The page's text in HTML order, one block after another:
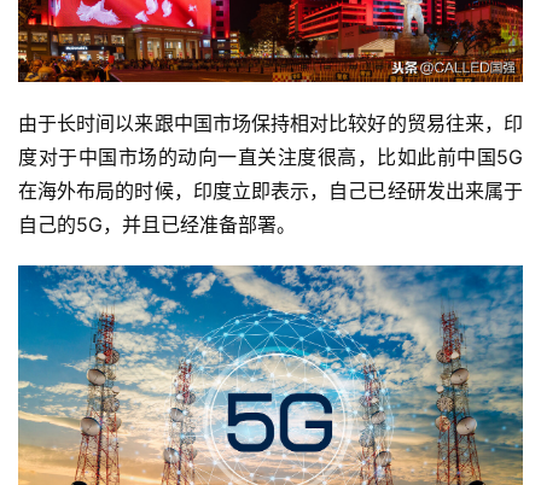
由于长时间以来跟中国市场保持相对比较好的贸易往来，印
度对于中国市场的动向一直关注度很高，比如此前中国5G
在海外布局的时候，印度立即表示，自己已经研发出来属于
自己的5G，并且已经准备部署。